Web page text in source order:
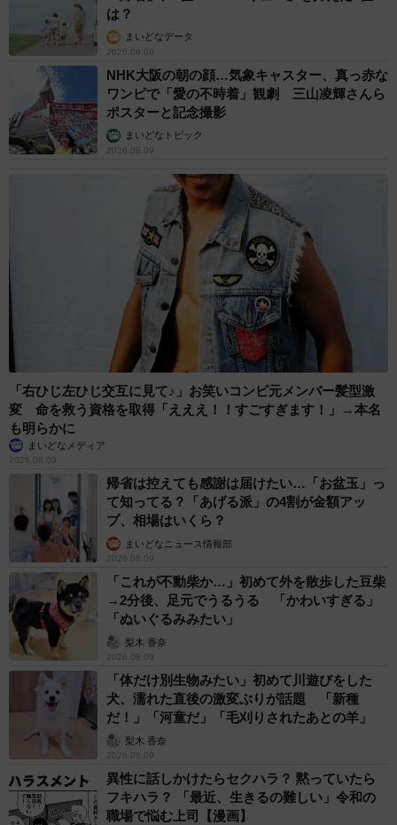
は？
まいどなデータ
2026.08.09
NHK大阪の朝の顔…気象キャスター、真っ赤な
ワンピで「愛の不時着」観劇 三山凌輝さんら
ポスターと記念撮影
まいどなトピック
2026.08.09
「右ひじ左ひじ交互に見て♪」お笑いコンビ元メンバー髪型激
変 命を救う資格を取得「えええ！！すごすぎます！」→本名
も明らかに
まいどなメディア
2026.08.09
帰省は控えても感謝は届けたい…「お盆玉」っ
て知ってる？「あげる派」の4割が金額アッ
プ、相場はいくら？
まいどなニュース情報部
2026.08.09
「これが不動柴か…」初めて外を散歩した豆柴
→2分後、足元でうるうる 「かわいすぎる」
「ぬいぐるみみたい」
梨木 香奈
2026.08.09
「体だけ別生物みたい」初めて川遊びをした
犬、濡れた直後の激変ぶりが話題 「新種
だ！」「河童だ」「毛刈りされたあとの羊」
梨木 香奈
2026.08.09
異性に話しかけたらセクハラ？ 黙っていたら
フキハラ？ 「最近、生きるの難しい」令和の
職場で悩む上司【漫画】